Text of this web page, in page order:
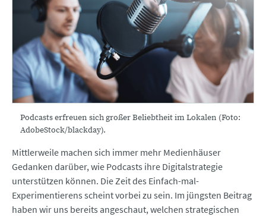
Podcasts erfreuen sich großer Beliebtheit im Lokalen (Foto:
AdobeStock/blackday).
Mittlerweile machen sich immer mehr Medienhäuser
Gedanken darüber, wie Podcasts ihre Digitalstrategie
unterstützen können. Die Zeit des Einfach-mal-
Experimentierens scheint vorbei zu sein. Im jüngsten Beitrag
haben wir uns bereits angeschaut, welchen strategischen